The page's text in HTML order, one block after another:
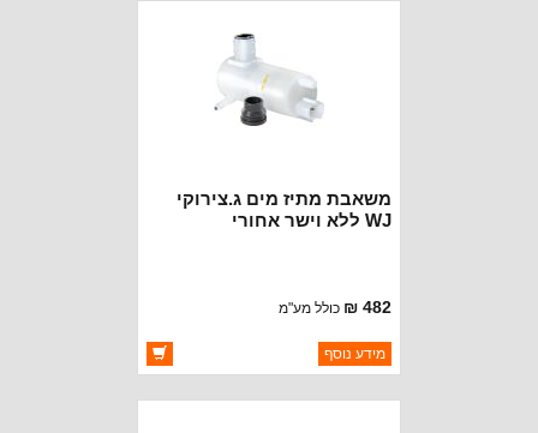
משאבת מתיז מים ג.צירוקי
WJ ללא וישר אחורי
482 ₪ כולל מע"מ
ברקוד: 19108.13
יצרן:OMIX-ADA
מידע נוסף